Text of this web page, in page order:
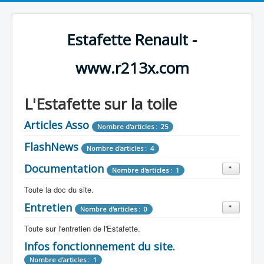
Estafette Renault -
www.r213x.com
L'Estafette sur la toile
Articles Asso Nombre d'articles : 25
FlashNews Nombre d'articles : 4
Documentation Nombre d'articles : 1
Toute la doc du site.
Revue de Presse Nombre d'articles : 9
Tous les articles que l'on a vu sur l'estafette !
Camping Car Nombre d'articles : 3
Entretien Nombre d'articles : 0
Toute sur l'entretien de l'Estafette.
Mécanique Nombre d'articles : 0
Infos fonctionnement du site.
Nombre d'articles : 1